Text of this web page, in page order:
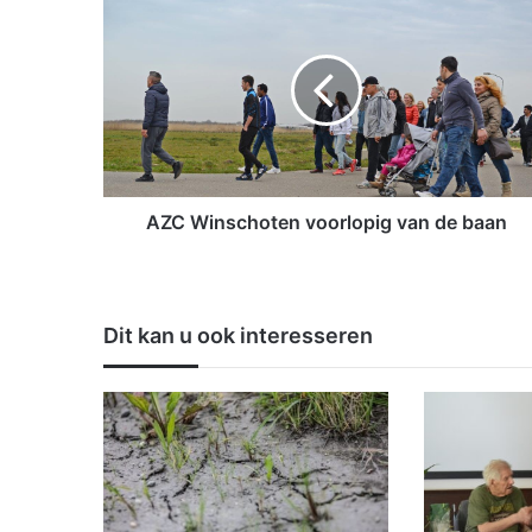
n
s
c
h
o
o
r
l
o
p
i
g
AZC Winschoten voorlopig van de baan
Dit kan u ook interesseren